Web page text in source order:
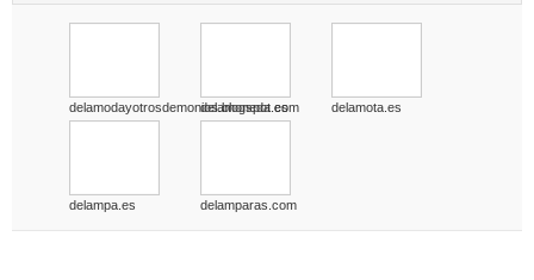
delamodayotrosdemonios.blogspot.com
delamoneda.es delamota.es
delampa.es delamparas.com